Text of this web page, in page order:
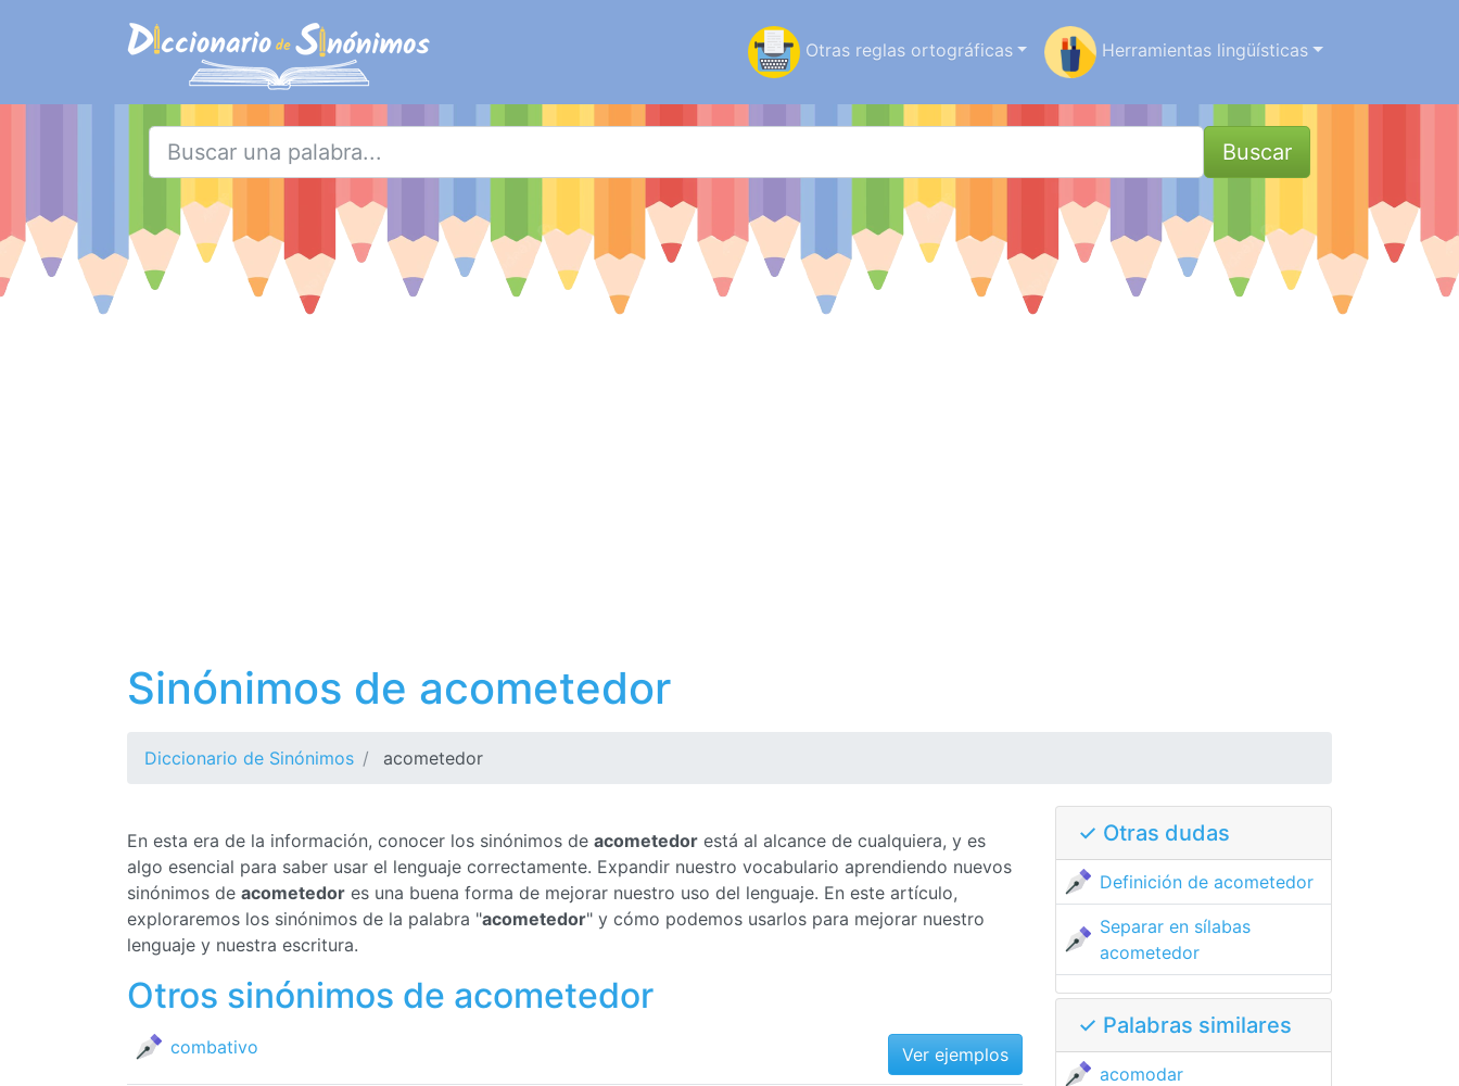
Otras reglas ortográficas Herramientas lingüísticas
Buscar
Sinónimos de acometedor
Diccionario de Sinónimos acometedor
En esta era de la información, conocer los sinónimos de acometedor está al alcance de cualquiera, y es
algo esencial para saber usar el lenguaje correctamente. Expandir nuestro vocabulario aprendiendo nuevos
sinónimos de acometedor es una buena forma de mejorar nuestro uso del lenguaje. En este artículo,
exploraremos los sinónimos de la palabra "acometedor" y cómo podemos usarlos para mejorar nuestro
lenguaje y nuestra escritura.
Otros sinónimos de acometedor
combativo Ver ejemplos
✓ Otras dudas
Definición de acometedor
Separar en sílabas
acometedor
✓ Palabras similares
acomodar